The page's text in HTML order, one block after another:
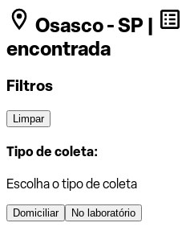
Osasco - SP |
encontrada
Filtros
Limpar
Tipo de coleta:
Escolha o tipo de coleta
Domiciliar No laboratório